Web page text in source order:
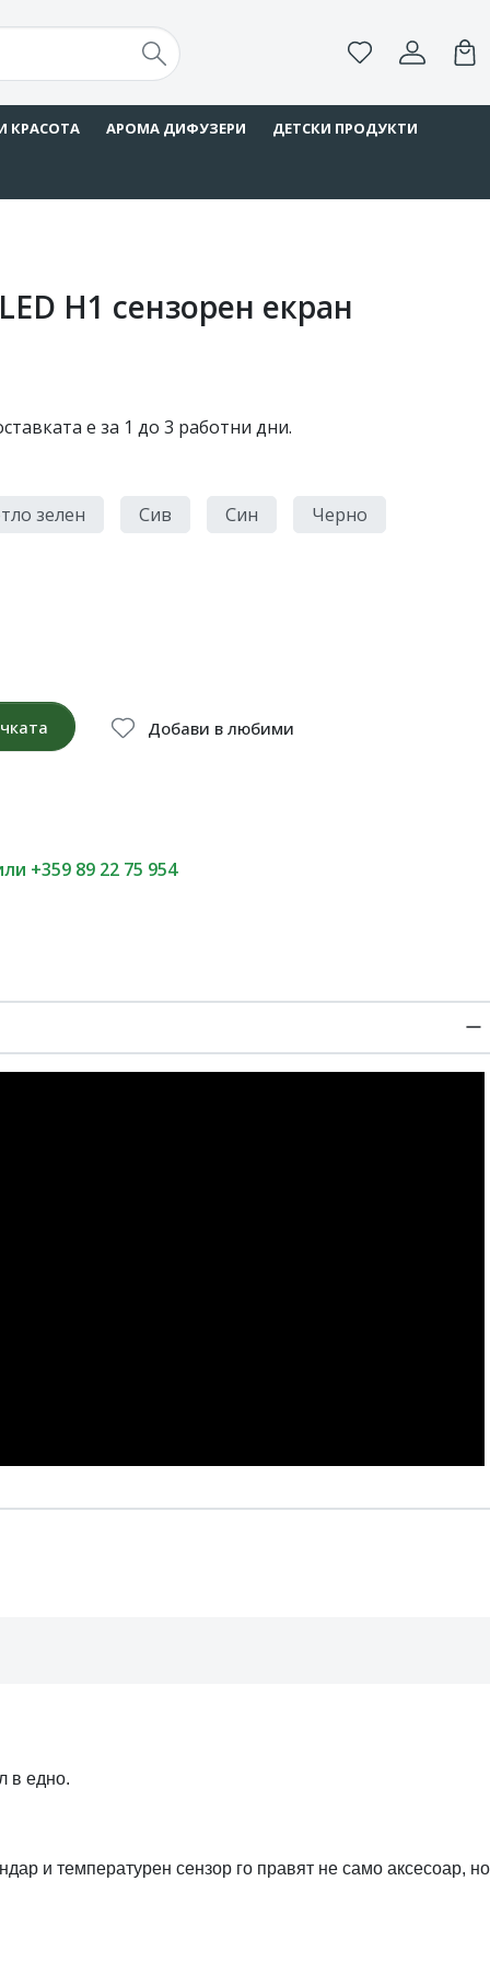
КРАСОТА АРОМА ДИФУЗЕРИ ДЕТСКИ ПРОДУКТИ
H1 сензорен екран
е за 1 до 3 работни дни.
зелен Сив Син Черно
Добави в любими
+359 89 22 75 954
в едно.
и температурен сензор го правят не само аксесоар, но